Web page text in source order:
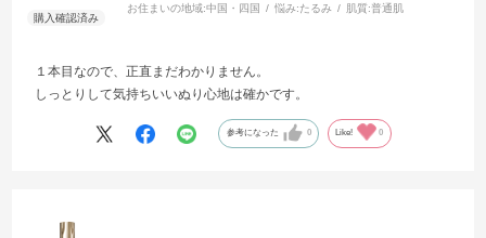
お住まいの地域:中国・四国 悩み:たるみ 肌質:普通肌
１本目なので、正直まだわかりません。
しっとりして気持ちいいぬり心地は確かです。
参考になった 0 Like! 0